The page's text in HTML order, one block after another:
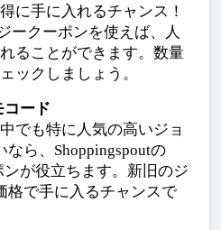
に手に入れるチャンス！
ークーポンを使えば、人
ることができます。数量
ックしましょう。
コード
でも特に人気の高いジョ
ら、Shoppingspoutの
ンが役立ちます。新旧のジ
格で手に入るチャンスで